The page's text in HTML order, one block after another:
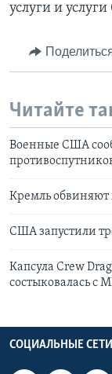
услуги и услуги
Читайте
Военные США
Кремль обвиняют
США запустили
Капсула Crew
состыковалась с
СОЦИАЛЬНЫЕ СЕТИ